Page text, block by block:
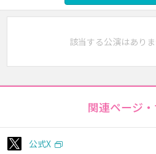
該当する公演はありま
関連ページ
公式X